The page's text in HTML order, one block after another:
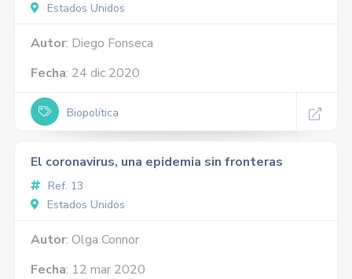
Estados Unidos
Autor: Diego Fonseca
Fecha: 24 dic 2020
Biopolítica
El coronavirus, una epidemia sin fronteras
Ref. 13
Estados Unidos
Autor: Olga Connor
Fecha: 12 mar 2020